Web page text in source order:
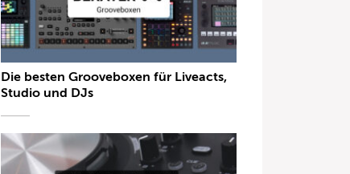
Die besten Grooveboxen für Liveacts,
Studio und DJs